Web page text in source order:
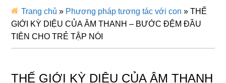
Trang chủ » Phương pháp tương tác với con »THẾ
GIỚI KỲ DIỆU CỦA ÂM THANH – BƯỚC ĐỆM ĐẦU
TIÊN CHO TRẺ TẬP NÓI
THẾ GIỚI KỲ DIỆU CỦA ÂM THANH